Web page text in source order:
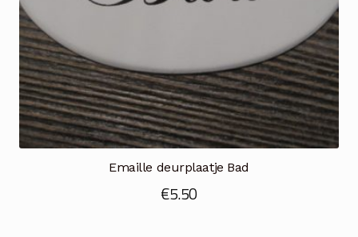
Emaille deurplaatje Bad
€5.50